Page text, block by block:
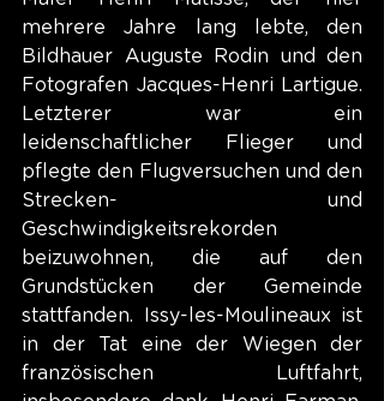
mehrere Jahre lang lebte, den
Bildhauer Auguste Rodin und den
Fotografen Jacques-Henri Lartigue.
Letzterer war ein
leidenschaftlicher Flieger und
pflegte den Flugversuchen und den
Strecken- und
Geschwindigkeitsrekorden
beizuwohnen, die auf den
Grundstücken der Gemeinde
stattfanden. Issy-les-Moulineaux ist
in der Tat eine der Wiegen der
französischen Luftfahrt,